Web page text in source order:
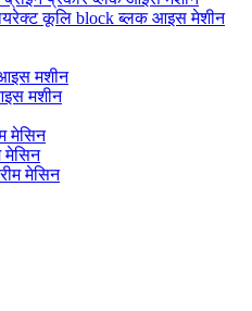
कूलि block ब्लक आइस मेशीन
मशीन
मशीन
मेसिन
मेसिन
मेसिन